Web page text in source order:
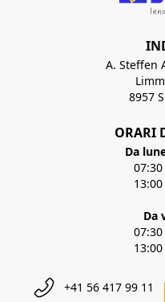
A. Steffen
8957
ORARI
Da
Da
+41 56 417 99 11